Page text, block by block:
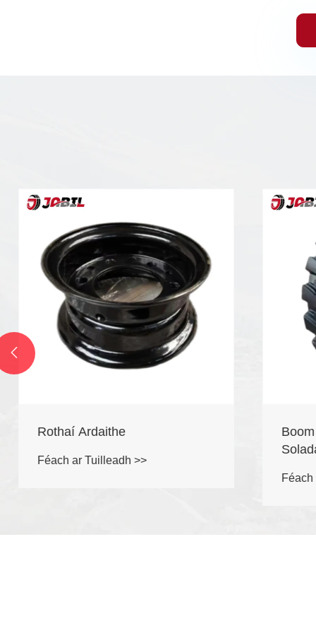
Rothaí Ardaithe
Féach ar Tuilleadh >>
Boom
Soladach
Féach ar
